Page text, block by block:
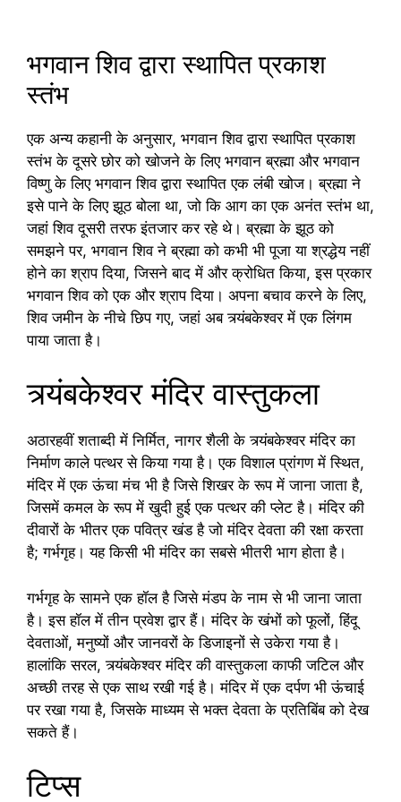
भगवान शिव द्वारा स्थापित प्रकाश
स्तंभ
एक अन्य कहानी के अनुसार, भगवान शिव द्वारा स्थापित प्रकाश
स्तंभ के दूसरे छोर को खोजने के लिए भगवान ब्रह्मा और भगवान
विष्णु के लिए भगवान शिव द्वारा स्थापित एक लंबी खोज। ब्रह्मा ने
इसे पाने के लिए झूठ बोला था, जो कि आग का एक अनंत स्तंभ था,
जहां शिव दूसरी तरफ इंतजार कर रहे थे। ब्रह्मा के झूठ को
समझने पर, भगवान शिव ने ब्रह्मा को कभी भी पूजा या श्रद्धेय नहीं
होने का श्राप दिया, जिसने बाद में और क्रोधित किया, इस प्रकार
भगवान शिव को एक और श्राप दिया। अपना बचाव करने के लिए,
शिव जमीन के नीचे छिप गए, जहां अब त्र्यंबकेश्वर में एक लिंगम
पाया जाता है।
त्र्यंबकेश्वर मंदिर वास्तुकला
अठारहवीं शताब्दी में निर्मित, नागर शैली के त्र्यंबकेश्वर मंदिर का
निर्माण काले पत्थर से किया गया है। एक विशाल प्रांगण में स्थित,
मंदिर में एक ऊंचा मंच भी है जिसे शिखर के रूप में जाना जाता है,
जिसमें कमल के रूप में खुदी हुई एक पत्थर की प्लेट है। मंदिर की
दीवारों के भीतर एक पवित्र खंड है जो मंदिर देवता की रक्षा करता
है; गर्भगृह। यह किसी भी मंदिर का सबसे भीतरी भाग होता है।
गर्भगृह के सामने एक हॉल है जिसे मंडप के नाम से भी जाना जाता
है। इस हॉल में तीन प्रवेश द्वार हैं। मंदिर के खंभों को फूलों, हिंदू
देवताओं, मनुष्यों और जानवरों के डिजाइनों से उकेरा गया है।
हालांकि सरल, त्र्यंबकेश्वर मंदिर की वास्तुकला काफी जटिल और
अच्छी तरह से एक साथ रखी गई है। मंदिर में एक दर्पण भी ऊंचाई
पर रखा गया है, जिसके माध्यम से भक्त देवता के प्रतिबिंब को देख
सकते हैं।
टिप्स